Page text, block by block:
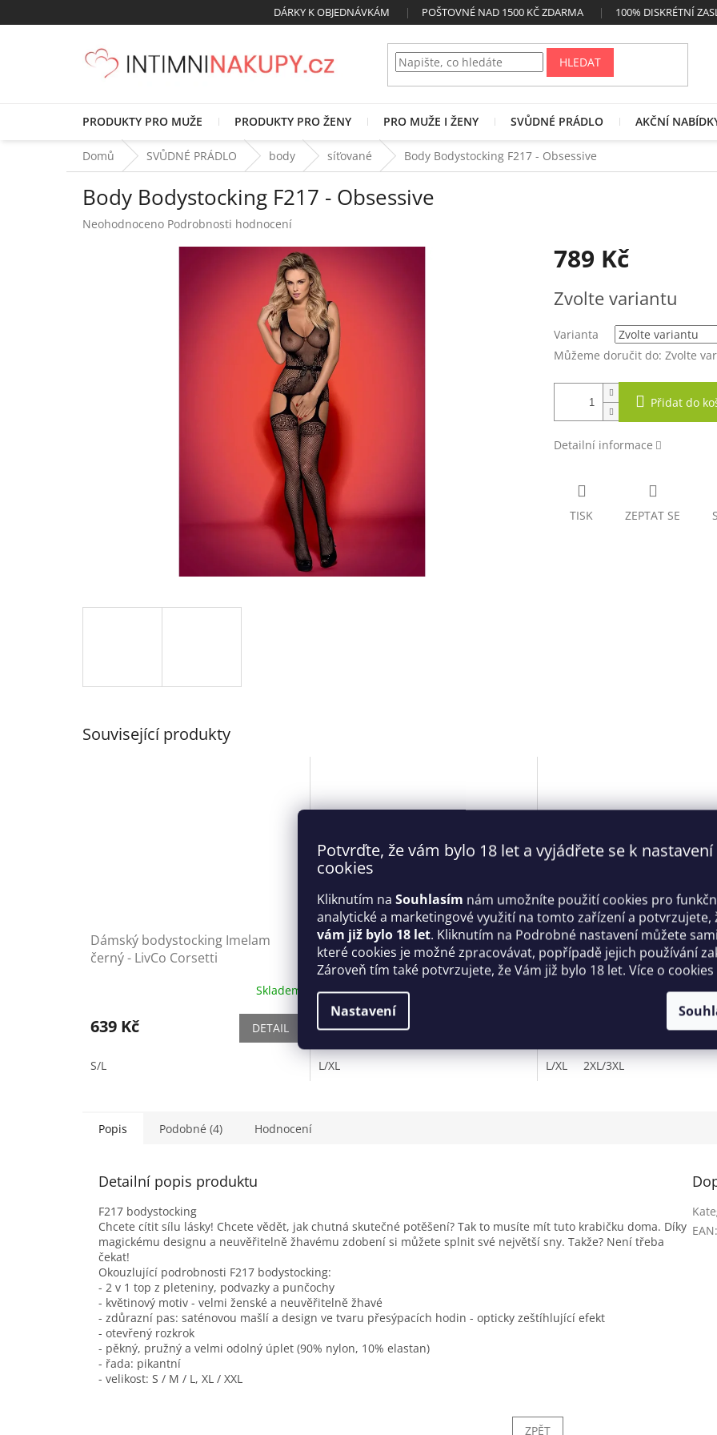
Potvrďte, že vám bylo 18 let a vyjádřete se k nastavení
cookies
Kliknutím na Souhlasím nám umožníte použití cookies pro
analytické a marketingové využití na tomto zařízení a potvrzujete,
vám již bylo 18 let. Kliknutím na Podrobné nastavení můžete
které cookies je možné zpracovávat, popřípadě jejich používání
Zároveň tím také potvrzujete, že Vám již bylo 18 let. Více o cookies
Nastavení
na
DÁRKY K OBJEDNÁVKÁM POŠTOVNÉ NAD 1500 KČ ZDARMA 100% DISKRÉTNÍ
HLEDAT
PRODUKTY PRO MUŽE PRODUKTY PRO ŽENY PRO MUŽE I ŽENY SVŮDNÉ PRÁDLO AKČNÍ
Domů SVŮDNÉ PRÁDLO body síťované Body Bodystocking F217 - Obsessive
Body Bodystocking F217 - Obsessive
Průměrné
Neohodnoceno Podrobnosti hodnocení
789 Kč
cena:
Zvolte variantu
Varianta
Můžeme doručit do: Zvolte
Přidat do
Detailní informace
TISK ZEPTAT SE
Související produkty
Dámský bodystocking Imelam
černý - LivCo Corsetti
Skladem
639 Kč DETAIL
S/L
Dámské svůdné body otevřené
Hersis Crotchless Teddy černé -
Obsessive
2 019 Kč
L/XL
Dámské sexy body Soranna
černozlaté - Obsessive
L/XL 2XL/3XL
Popis Podobné (4) Hodnocení
Detailní popis produktu
F217 bodystocking
Chcete cítit sílu lásky! Chcete vědět, jak chutná skutečné potěšení? Tak to musíte mít tuto krabičku doma. Díky
magickému designu a neuvěřitelně žhavému zdobení si můžete splnit své největší sny. Takže? Není třeba
čekat!
Okouzlující podrobnosti F217 bodystocking:
- 2 v 1 top z pleteniny, podvazky a punčochy
- květinový motiv - velmi ženské a neuvěřitelně žhavé
- zdůrazní pas: saténovou mašlí a design ve tvaru přesýpacích hodin - opticky zeštíhlující efekt
- otevřený rozkrok
- pěkný, pružný a velmi odolný úplet (90% nylon, 10% elastan)
- řada: pikantní
- velikost: S / M / L, XL / XXL
EAN:
ZPĚT